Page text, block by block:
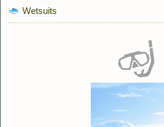
Wetsuits